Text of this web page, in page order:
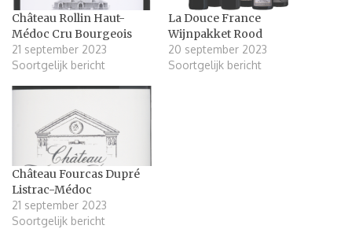
Château Rollin Haut-
Médoc Cru Bourgeois
21 september 2023
Soortgelijk bericht
La Douce France
Wijnpakket Rood
20 september 2023
Soortgelijk bericht
Château Fourcas Dupré
Listrac-Médoc
21 september 2023
Soortgelijk bericht